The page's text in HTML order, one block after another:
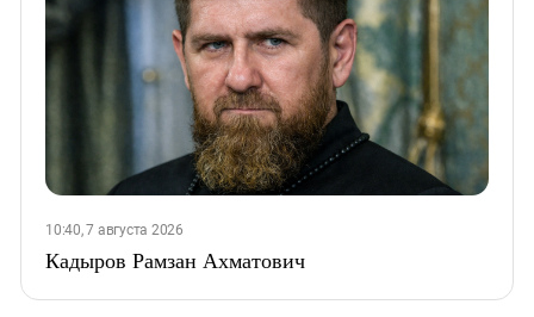
10:40, 7 августа 2026
Кадыров Рамзан Ахматович